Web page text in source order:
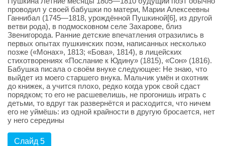
проводил у своей бабушки по матери, Марии Алексеевны
Ганнибал (1745—1818, урождённой Пушкиной[6], из другой
ветви рода), в подмосковном селе Захарове, близ
Звенигорода. Ранние детские впечатления отразились в
первых опытах пушкинских поэм, написанных несколько
позже («Монах», 1813; «Бова», 1814), в лицейских
стихотворениях «Послание к Юдину» (1815), «Сон» (1816).
Бабушка писала о своём внуке следующее: Не знаю, что
выйдет из моего старшего внука. Мальчик умён и охотник
до книжек, а учится плохо, редко когда урок свой сдаст
порядком; то его не расшевелишь, не прогонишь играть с
детьми, то вдруг так развернётся и расходится, что ничем
его не уймёшь: из одной крайности в другую бросается, нет
у него середины
Слайд 5